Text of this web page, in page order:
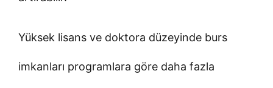
Yüksek lisans ve doktora düzeyinde burs
imkanları programlara göre daha fazla